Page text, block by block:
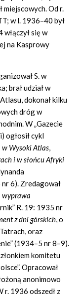
Od r.
w l. 1936–40 był
się w
na Kasprowy
S. w
brał udział w
dokonał kilku
dróg w
W „Gazecie
ogłosił cykl
w Wysoki Atlas,
i w słońcu Afryki
6). Zredagował
wyprawa
R. 19: 1935 nr
z dni górskich, o
oraz
(1934–5 nr 8–9).
komitetu
Opracował
anonimowo
r. 1936 odszedł z